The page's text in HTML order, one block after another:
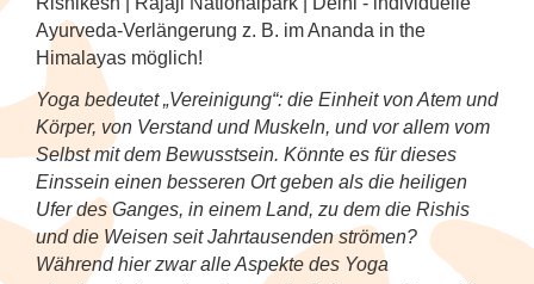
Ayurveda-Verlängerung z. B. im Ananda in the
Himalayas möglich!
Yoga bedeutet „Vereinigung“: die Einheit von Atem und
Körper, von Verstand und Muskeln, und vor allem vom
Selbst mit dem Bewusstsein. Könnte es für dieses
Einssein einen besseren Ort geben als die heiligen
Ufer des Ganges, in einem Land, zu dem die Rishis
und die Weisen seit Jahrtausenden strömen?
Während hier zwar alle Aspekte des Yoga
Diverses
Kambodscha 5
Laos
Myanmar (Burma) 5
Nepal 5
Sri Lanka 4
Sehenswertes
Wellness & Entspannung auf Sri Lanka
Familienreise Sri Lanka
Familienreise Thailand
Kandy Esala Perahera Sri Lanka
NEU: Schlemmerreise Thailand
Thailand: Streetfood, Rooftops und Flip-
Flops
Vietnam für Geniesser
NEU: Traumhaftes Thailand
durchs Mekong-Delta
NEU: Flusskreuzfahrt mit der RV River
Kwai
Hausboot-Kreuzfahrt auf den
Backwaters
Flusskreuzfahrt auf dem Brahmaputra
NEU: Indonesien
Japan
Korea (Südkorea)
Mongolei
Myanmar (Burma)